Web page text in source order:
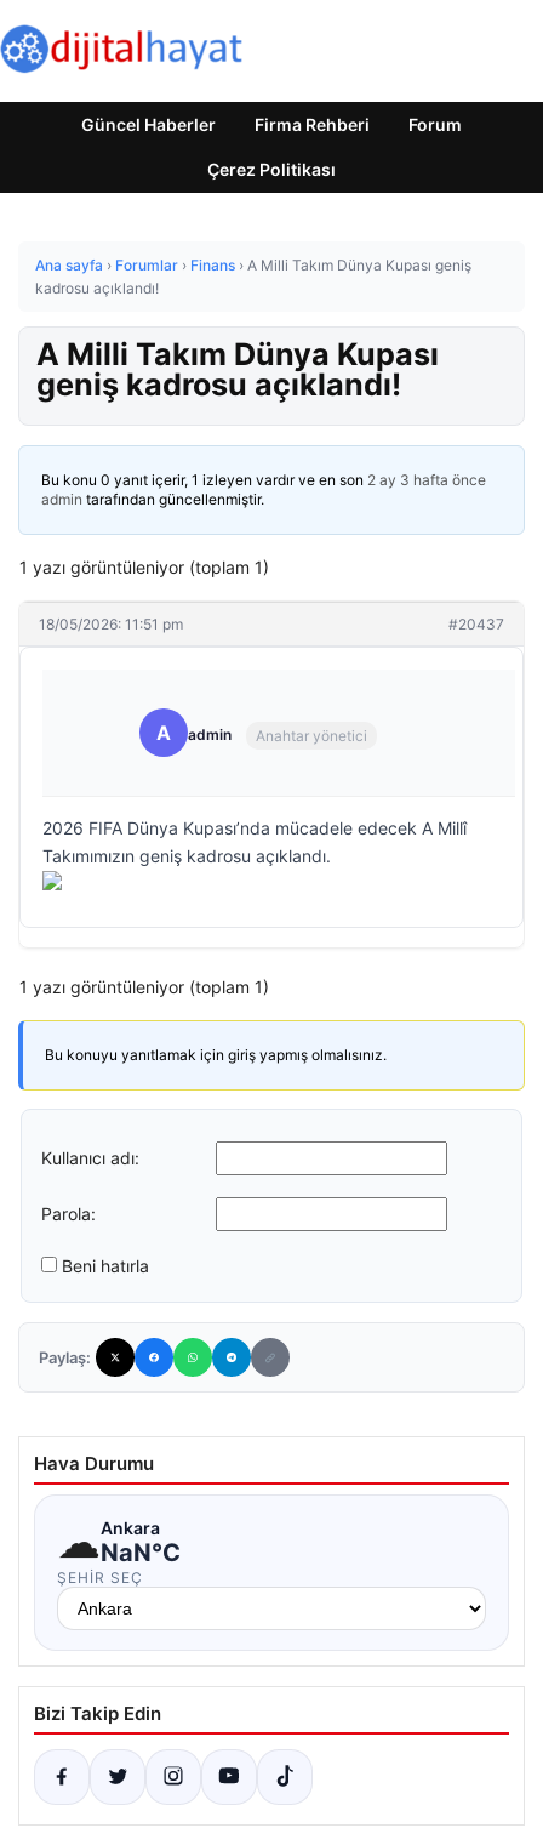
Güncel Haberler Firma Rehberi Forum
Çerez Politikası
Ana sayfa › Forumlar › Finans › A Milli Takım Dünya Kupası geniş
kadrosu açıklandı!
A Milli Takım Dünya Kupası
geniş kadrosu açıklandı!
Bu konu 0 yanıt içerir, 1 izleyen vardır ve en son 2 ay 3 hafta önce
admin tarafından güncellenmiştir.
1 yazı görüntüleniyor (toplam 1)
18/05/2026: 11:51 pm #20437
A admin Anahtar yönetici
2026 FIFA Dünya Kupası’nda mücadele edecek A Millî
Takımımızın geniş kadrosu açıklandı.
1 yazı görüntüleniyor (toplam 1)
Bu konuyu yanıtlamak için giriş yapmış olmalısınız.
Kullanıcı adı:
Parola:
Beni hatırla
Paylaş:
Hava Durumu
☁Ankara
NaN°C
ŞEHIR SEÇ
Bizi Takip Edin